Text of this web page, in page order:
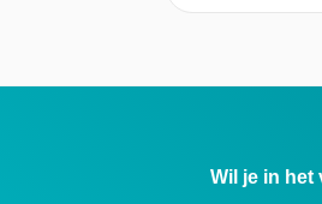
Wil je in het